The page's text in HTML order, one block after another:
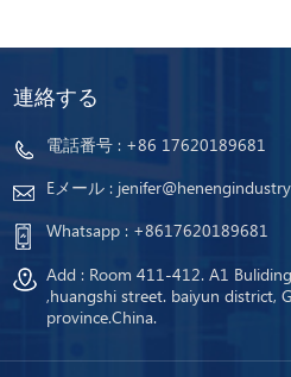
連絡する
電話番号 : +86 17620189681
Eメール :
Whatsapp : +8617620189681
Add : Room 411-412. A1
,huangshi street. baiyun district,
province.China.